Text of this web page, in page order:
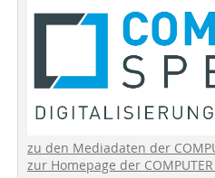
zu den Mediadaten der
zur Homepage der COMPUTER